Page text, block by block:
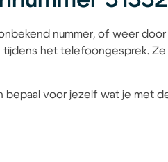
nummer, of weer door
tijdens het telefoongesprek.
bepaal voor jezelf wat je met